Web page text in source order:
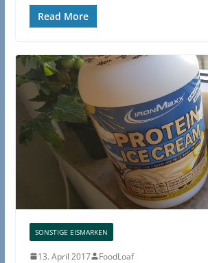
Read More
SONSTIGE EISMARKEN
13. April 2017 FoodLoaf